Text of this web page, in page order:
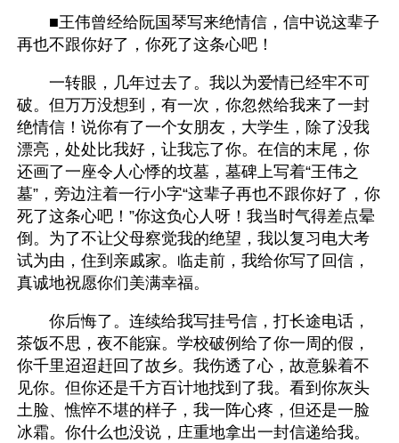
■王伟曾经给阮国琴写来绝情信，信中说这辈子
再也不跟你好了，你死了这条心吧！
一转眼，几年过去了。我以为爱情已经牢不可
破。但万万没想到，有一次，你忽然给我来了一封
绝情信！说你有了一个女朋友，大学生，除了没我
漂亮，处处比我好，让我忘了你。在信的末尾，你
还画了一座令人心悸的坟墓，墓碑上写着“王伟之
墓”，旁边注着一行小字“这辈子再也不跟你好了，你
死了这条心吧！”你这负心人呀！我当时气得差点晕
倒。为了不让父母察觉我的绝望，我以复习电大考
试为由，住到亲戚家。临走前，我给你写了回信，
真诚地祝愿你们美满幸福。
你后悔了。连续给我写挂号信，打长途电话，
茶饭不思，夜不能寐。学校破例给了你一周的假，
你千里迢迢赶回了故乡。我伤透了心，故意躲着不
见你。但你还是千方百计地找到了我。看到你灰头
土脸、憔悴不堪的样子，我一阵心疼，但还是一脸
冰霜。你什么也没说，庄重地拿出一封信递给我。